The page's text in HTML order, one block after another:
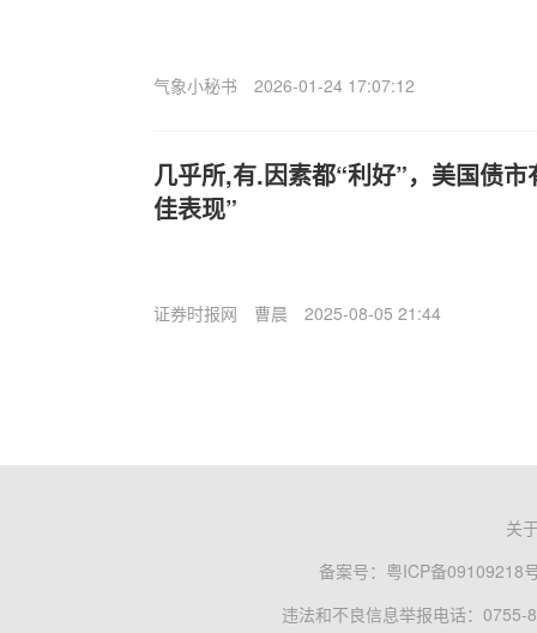
气象小秘书 2026-01-24 17:07:12
几乎所,有.因素都“利好”，美国债
佳表现”
证券时报网 曹晨 2025-08-05 21:44
关
备案号： 粤ICP备09109218
违法和不良信息举报电话：0755-